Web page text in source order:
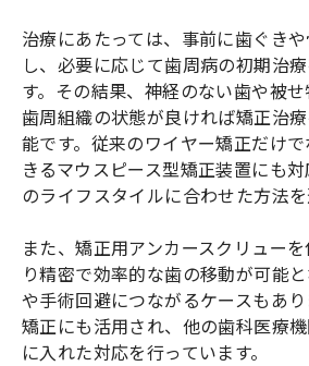
治療にあたっては、事前に歯ぐき
し、必要に応じて歯周病の初期治
す。その結果、神経のない歯や被せ
歯周組織の状態が良ければ矯正治
能です。従来のワイヤー矯正だけ
きるマウスピース型矯正装置にも
のライフスタイルに合わせた方法を
また、矯正用アンカースクリュー
り精密で効率的な歯の移動が可能
や手術回避につながるケースもあ
矯正にも活用され、他の歯科医療
に入れた対応を行っています。